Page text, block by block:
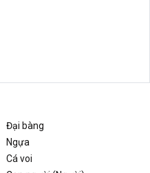
Đại bàng
Ngựa
Cá voi